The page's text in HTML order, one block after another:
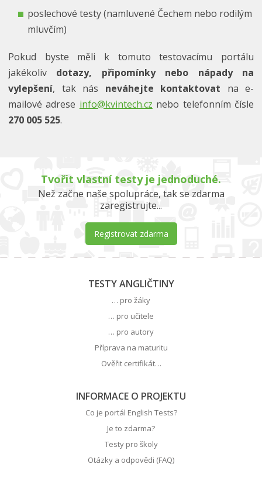
poslechové testy (namluvené Čechem nebo rodilým
mluvčím)
Pokud byste měli k tomuto testovacímu portálu
jakékoliv dotazy, připomínky nebo nápady na
vylepšení, tak nás neváhejte kontaktovat na e-
mailové adrese info@kvintech.cz nebo telefonním čísle
270 005 525.
Tvořit vlastní testy je jednoduché.
Než začne naše spolupráce, tak se zdarma
zaregistrujte...
Registrovat zdarma
TESTY ANGLIČTINY
… pro žáky
… pro učitele
… pro autory
Příprava na maturitu
Ověřit certifikát…
INFORMACE O PROJEKTU
Co je portál English Tests?
Je to zdarma?
Testy pro školy
Otázky a odpovědi (FAQ)